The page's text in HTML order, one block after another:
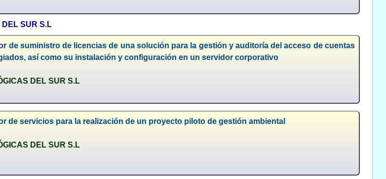
DEL SUR S.L
de suministro de licencias de una solución para la gestión y auditoría del acceso de cuentas
así como su instalación y configuración en un servidor corporativo
DEL SUR S.L
de servicios para la realización de un proyecto piloto de gestión ambiental
DEL SUR S.L